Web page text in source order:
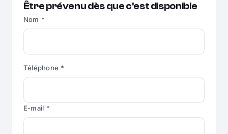
Être prévenu dès que c'est disponible
Nom *
Téléphone *
E-mail *